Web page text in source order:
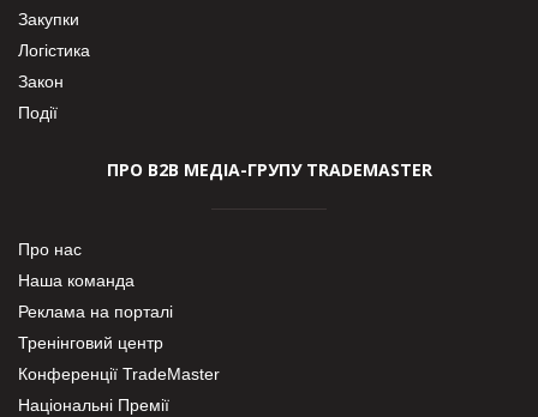
Закупки
Логістика
Закон
Події
ПРО В2В МЕДІА-ГРУПУ TRADEMASTER
Про нас
Наша команда
Реклама на порталі
Тренінговий центр
Конференції TradeMaster
Національні Премії